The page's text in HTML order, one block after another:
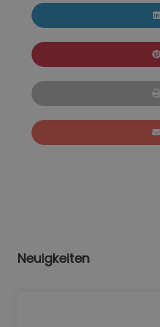
Neuigkeiten